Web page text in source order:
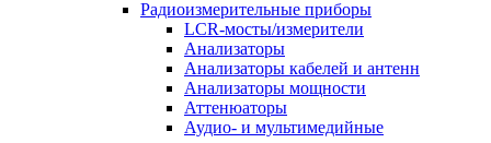
Радиоизмерительные приборы
LCR-мосты/измерители
Анализаторы
Анализаторы кабелей и антенн
Анализаторы мощности
Аттенюаторы
Аудио- и мультимедийные